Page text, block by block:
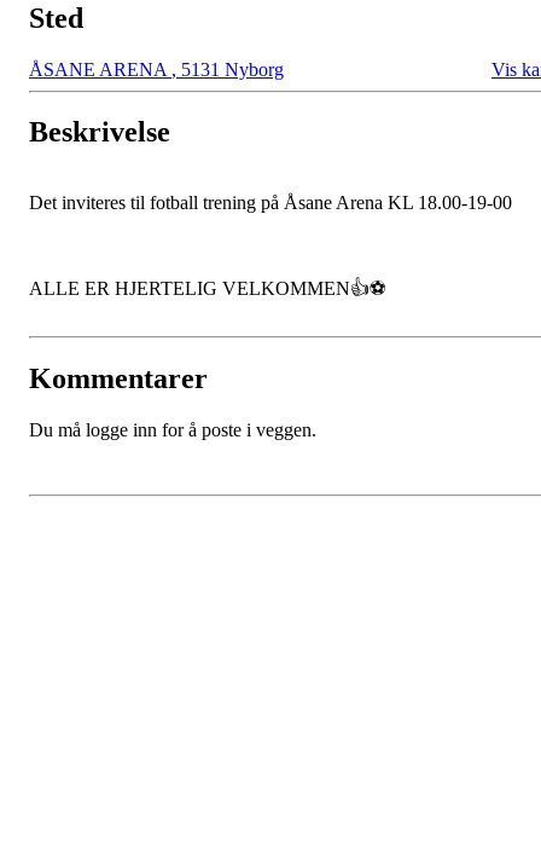
Sted
ÅSANE ARENA , 5131 Nyborg Vis
Beskrivelse
Det inviteres til fotball trening på Åsane Arena KL 18.00-19-00
ALLE ER HJERTELIG VELKOMMEN👍⚽️
Kommentarer
Du må logge inn for å poste i veggen.